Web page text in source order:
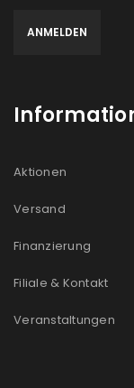
Please select
Ja, ich
Aktionen
Versand
Finanzierung
Filiale & Kontakt
Veranstaltungen